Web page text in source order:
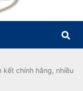
kết chính hãng, nhiều